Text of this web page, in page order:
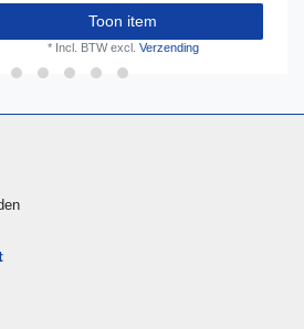
Toon item
* Incl. BTWexcl. Verzending